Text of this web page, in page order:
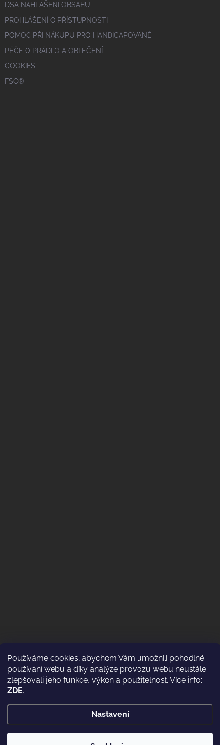
Používáme cookies, abychom Vám umožnili pohodlné
používání webu a díky analýze provozu webu neustále
zlepšovali jeho funkce, výkon a použitelnost. Více info:
ZDE.
Nastavení
DSA NAHLÁŠENÍ OBSAHU
PROHLÁŠENÍ O PŘÍSTUPNOSTI
POMOC PŘI NÁKUPU PRO HANDICAPOVANÉ
PÉČE O PRÁDLO A OBLEČENÍ
COOKIES
FSC®
ODSTOUPENÍ OD KUPNÍ SMLOUVY
(VRÁCENÍ)
WWW.CASSIDI.CZ . Všechna práva vyhrazena.